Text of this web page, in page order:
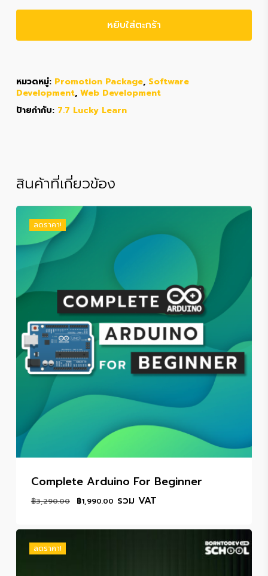
หยิบใส่ตะกร้า
หมวดหมู่: Promotion Package, Software
Development, Web Development
ป้ายกำกับ: 7.7 Lucky Learn
สินค้าที่เกี่ยวข้อง
ลดราคา!
Complete Arduino For Beginner
฿3,290.00
Original
was:
฿1,990.00Current
is:
รวม VAT
ลดราคา!